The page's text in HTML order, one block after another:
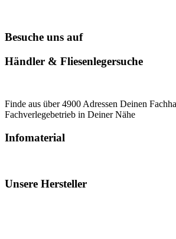
Besuche uns auf
Händler & Fliesenlegersuche
Finde aus über 4900 Adressen Deinen
Fachverlegebetrieb in Deiner Nähe
Infomaterial
Unsere Hersteller